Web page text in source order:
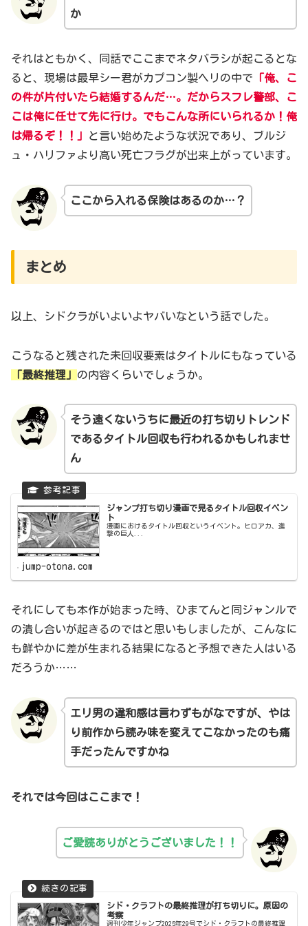
か
それはともかく、同話でここまでネタバラシが起こるとな
ると、現場は最早シー君がカプコン製ヘリの中で 「俺、こ
の件が片付いたら結婚するんだ…。だからスフレ警部、こ
こは俺に任せて先に行け。でもこんな所にいられるか！俺
は帰るぞ！！」
と言い始めたような状況であり、ブルジ
ュ・ハリファより高い死亡フラグが出来上がっています。
ここから入れる保険はあるのか…？
まとめ
以上、シドクラがいよいよヤバいなという話でした。
こうなると残された未回収要素はタイトルにもなっている
「最終推理」 の内容くらいでしょうか。
そう遠くないうちに最近の打ち切りトレンド
であるタイトル回収も行われるかもしれませ
ん
ジャンプ打ち切り漫画で見るタイトル回収イベン
ト
漫画におけるタイトル回収というイベント。ヒロアカ、進
撃の巨人...
jump-otona.com
それにしても本作が始まった時、ひまてんと同ジャンルで
の潰し合いが起きるのではと思いもしましたが、こんなに
も鮮やかに差が生まれる結果になると予想できた人はいる
だろうか……
エリ男の違和感は言わずもがなですが、やは
り前作から読み味を変えてこなかったのも痛
手だったんですかね
それでは今回はここまで！
ご愛読ありがとうございました！！
シド・クラフトの最終推理が打ち切りに。原因の
考察
週刊少年ジャンプ2025年29号でシド・クラフトの最終推理